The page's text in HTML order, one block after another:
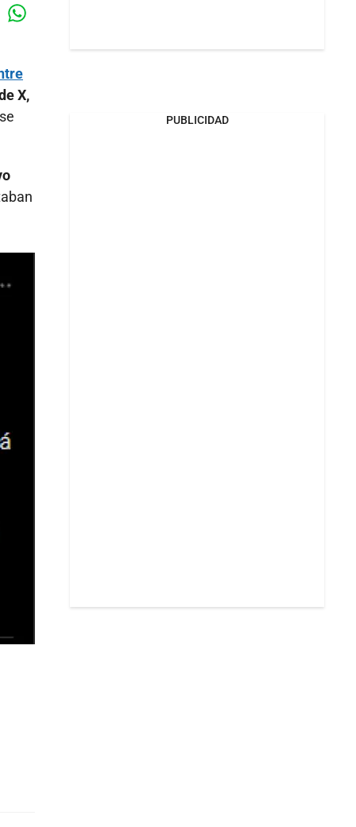
X,
PUBLICIDAD